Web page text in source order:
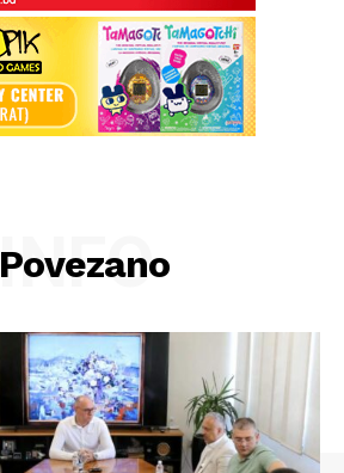
Povezano
INFO